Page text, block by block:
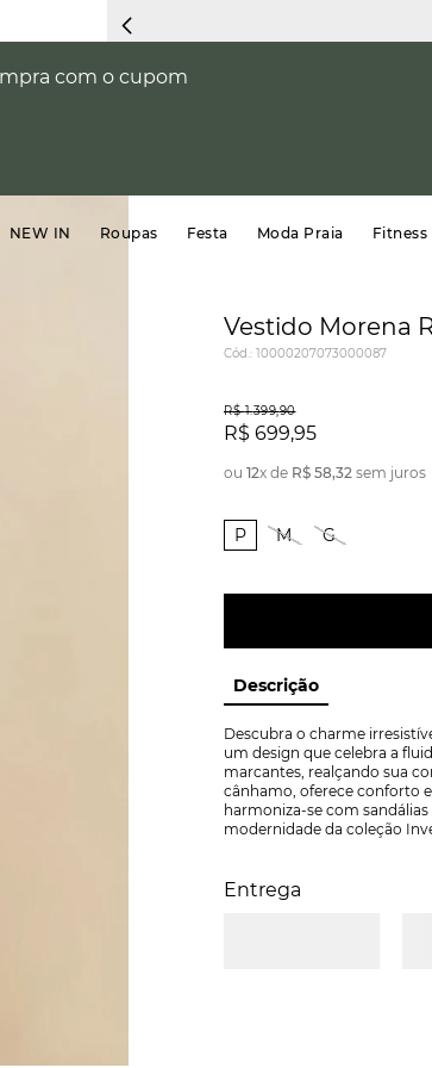
FRETE GRÁTIS ACIMA DE R$799
com o cupom
NEW IN Roupas Festa Moda Praia Fitness
Vestido Morena
Cód.: 10000207073000087
R$ 1.399,90
R$ 699,95
ou 12x de R$ 58,32 sem juros
P M G
Descrição
Descubra o charme
um design que celebra a
marcantes, realçando sua
cânhamo, oferece conforto
harmoniza-se com
modernidade da coleção
Entrega